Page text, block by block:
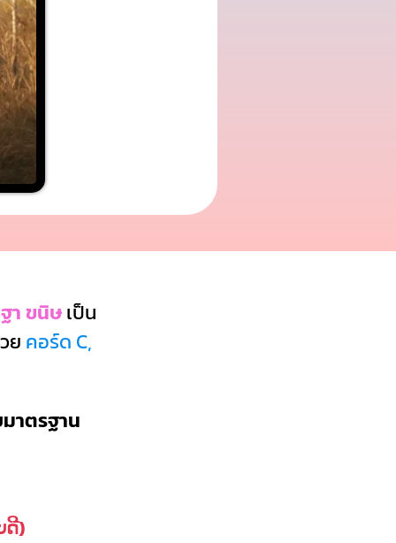
า ขนิษเป็น
ย คอร์ด C,
าตรฐาน
ດີ)